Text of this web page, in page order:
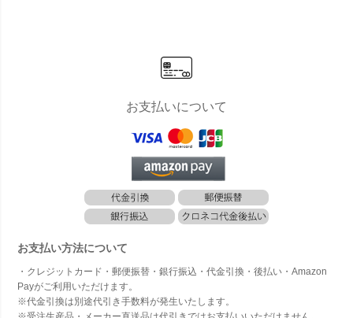
お支払いについて
お支払い方法について
・クレジットカード・郵便振替・銀行振込・代金引換・後払い・Amazon
Payがご利用いただけます。
※代金引換は別途代引き手数料が発生いたします。